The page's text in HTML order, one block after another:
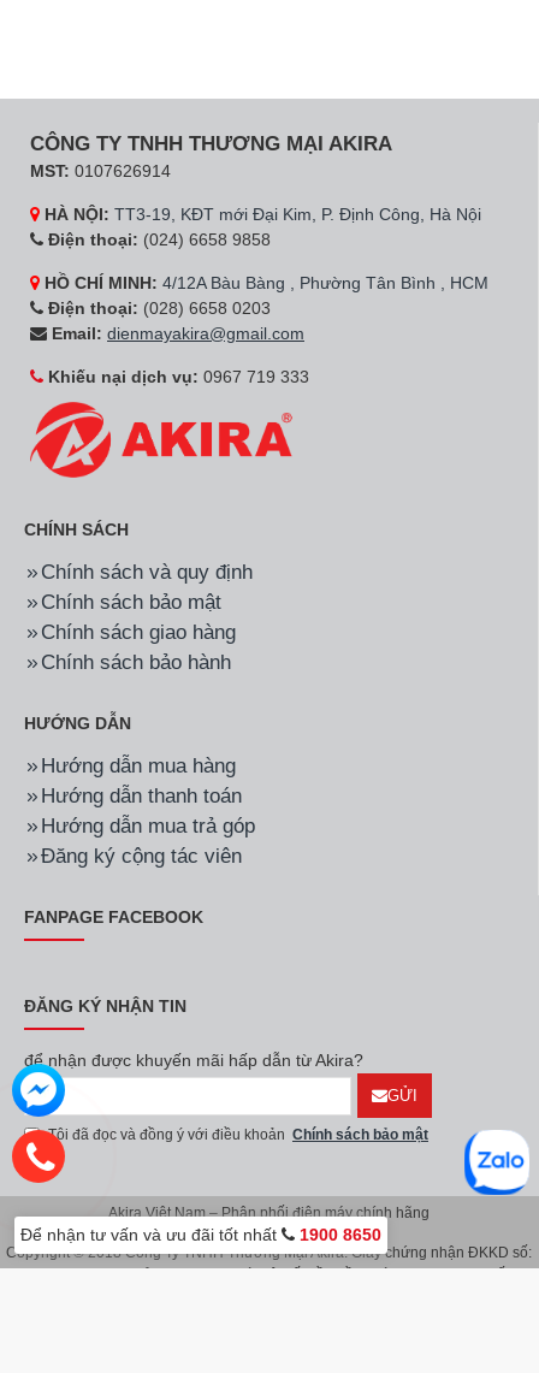
CÔNG TY TNHH THƯƠNG MẠI AKIRA
MST: 0107626914
HÀ NỘI: TT3-19, KĐT mới Đại Kim, P. Định Công, Hà Nội
Điện thoại: (024) 6658 9858
HỒ CHÍ MINH: 4/12A Bàu Bàng , Phường Tân Bình , HCM
Điện thoại: (028) 6658 0203
Email: dienmayakira@gmail.com
Khiếu nại dịch vụ: 0967 719 333
CHÍNH SÁCH
Chính sách và quy định
Chính sách bảo mật
Chính sách giao hàng
Chính sách bảo hành
HƯỚNG DẪN
Hướng dẫn mua hàng
Hướng dẫn thanh toán
Hướng dẫn mua trả góp
Đăng ký cộng tác viên
FANPAGE FACEBOOK
ĐĂNG KÝ NHẬN TIN
để nhận được khuyến mãi hấp dẫn từ Akira?
GỬI
Tôi đã đọc và đồng ý với điều khoản Chính sách bảo mật
Akira Việt Nam – Phân phối điện máy chính hãng
Copyright © 2018 Công Ty TNHH Thương Mại Akira. Giấy chứng nhận ĐKKD số:
Để nhận tư vấn và ưu đãi tốt nhất 1900 8650